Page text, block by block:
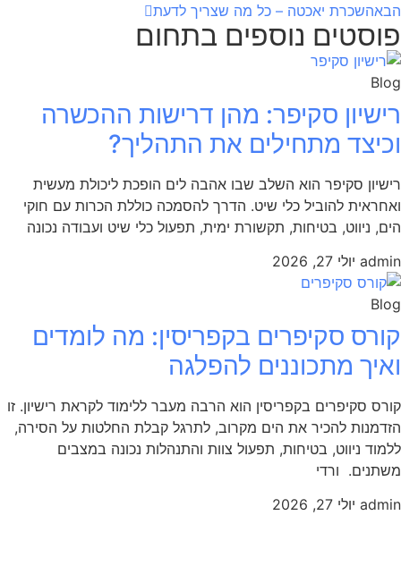
הבאהשכרת יאכטה – כל מה שצריך לדעת
פוסטים נוספים בתחום
Blog
רישיון סקיפר: מהן דרישות ההכשרה
וכיצד מתחילים את התהליך?
רישיון סקיפר הוא השלב שבו אהבה לים הופכת ליכולת מעשית
ואחראית להוביל כלי שיט. הדרך להסמכה כוללת הכרות עם חוקי
הים, ניווט, בטיחות, תקשורת ימית, תפעול כלי שיט ועבודה נכונה
admin יולי 27, 2026
Blog
קורס סקיפרים בקפריסין: מה לומדים
ואיך מתכוננים להפלגה
קורס סקיפרים בקפריסין הוא הרבה מעבר ללימוד לקראת רישיון. זו
הזדמנות להכיר את הים מקרוב, לתרגל קבלת החלטות על הסירה,
ללמוד ניווט, בטיחות, תפעול צוות והתנהלות נכונה במצבים
משתנים. ורדי
admin יולי 27, 2026